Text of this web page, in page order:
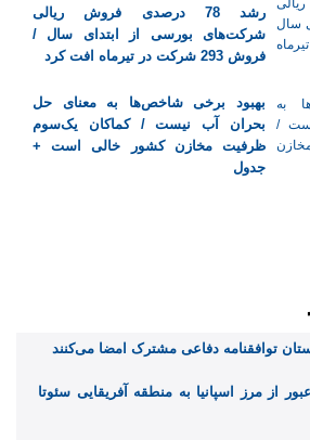
رشد 78 درصدی فروش ریالی
شرکت‌های بورسی از ابتدای سال /
فروش 293 شرکت در تیرماه افت کرد
بهبود برخی شاخص‌ها به معنای حل
بحران آب نیست / کماکان یک‌سوم
ظرفیت مخازن کشور خالی است +
جدول
توافقنامه دفاعی مشترک امضا می‌کنند
از مرز اسپانیا به منطقه آفریقایی سئوتا